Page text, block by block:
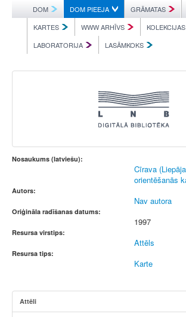
DOM DOM PIEEJA GRĀMATAS
KARTES
WWW ARHĪVS
KOLEKCIJAS
LABORATORIJA
LASĀMKOKS
Nosaukums (latviešu):
Cīrava
orientēšanās
Autors:
Nav autora
Oriģināla radīšanas datums:
1997
Resursa virstips:
Attēls
Resursa tips:
Karte
Attēli